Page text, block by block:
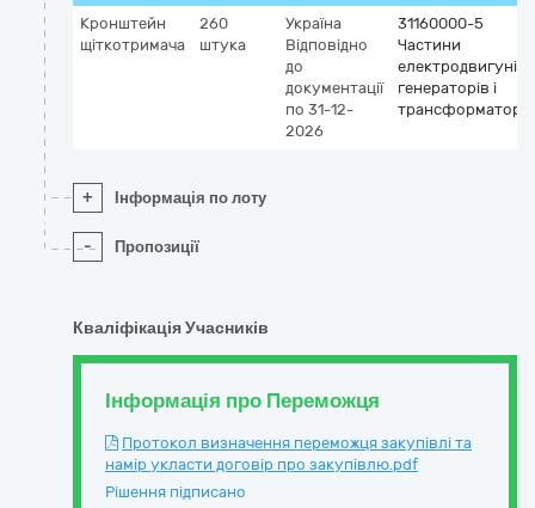
Кронштейн
щіткотримача
260
штука
Україна
Відповідно
до
документації
по 31-12-
2026
31160000-5
Частини
електродвигунів,
генераторів і
трансформаторів
+ Інформація по лоту
- Пропозиції
Кваліфікація Учасників
Інформація про Переможця
Протокол визначення переможця закупівлі та
намір укласти договір про закупівлю.pdf
Рішення підписано